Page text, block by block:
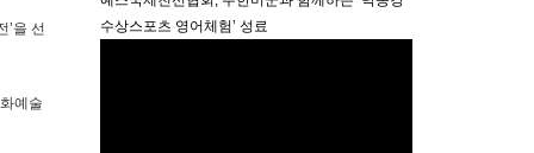
을 선
예술
수상스포츠 영어체험’ 성료